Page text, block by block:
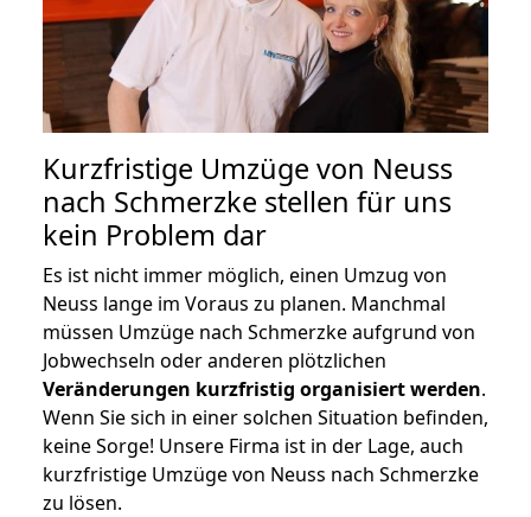
Kurzfristige Umzüge von Neuss
nach Schmerzke stellen für uns
kein Problem dar
Es ist nicht immer möglich, einen Umzug von
Neuss lange im Voraus zu planen. Manchmal
müssen Umzüge nach Schmerzke aufgrund von
Jobwechseln oder anderen plötzlichen
Veränderungen kurzfristig organisiert werden.
Wenn Sie sich in einer solchen Situation befinden,
keine Sorge! Unsere Firma ist in der Lage, auch
kurzfristige Umzüge von Neuss nach Schmerzke
zu lösen.